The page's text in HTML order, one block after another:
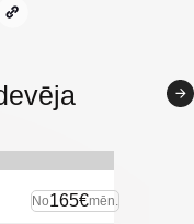
No165€mēn.